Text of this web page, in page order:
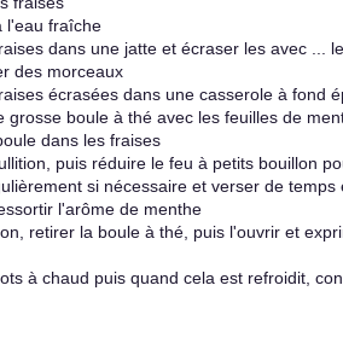
l'eau fraîche
dans une jatte et écraser les avec ...
des morceaux
écrasées dans une casserole à fond
grosse boule à thé avec les feuilles de
dans les fraises
puis réduire le feu à petits bouillon
si nécessaire et verser de
l'arôme de menthe
retirer la boule à thé, puis l'ouvrir et
à chaud puis quand cela est refroidit,